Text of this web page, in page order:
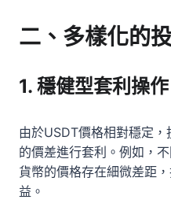
二、多樣化的
1. 穩健型套利操作
由於USDT價格相對穩定
的價差進行套利。例如，
貨幣的價格存在細微差距
益。